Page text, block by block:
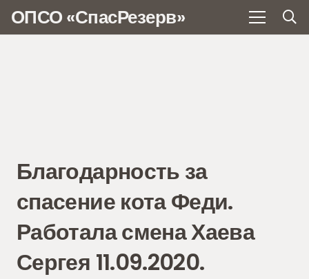
ОПСО «СпасРезерв»
Благодарность за
спасение кота Феди.
Работала смена Хаева
Сергея 11.09.2020.